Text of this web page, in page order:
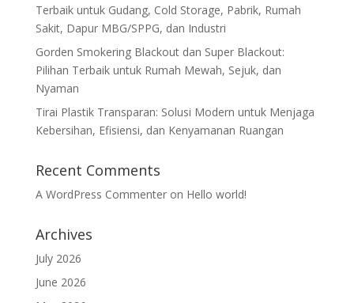
Terbaik untuk Gudang, Cold Storage, Pabrik, Rumah
Sakit, Dapur MBG/SPPG, dan Industri
Gorden Smokering Blackout dan Super Blackout:
Pilihan Terbaik untuk Rumah Mewah, Sejuk, dan
Nyaman
Tirai Plastik Transparan: Solusi Modern untuk Menjaga
Kebersihan, Efisiensi, dan Kenyamanan Ruangan
Recent Comments
A WordPress Commenteron Hello world!
Archives
July 2026
June 2026